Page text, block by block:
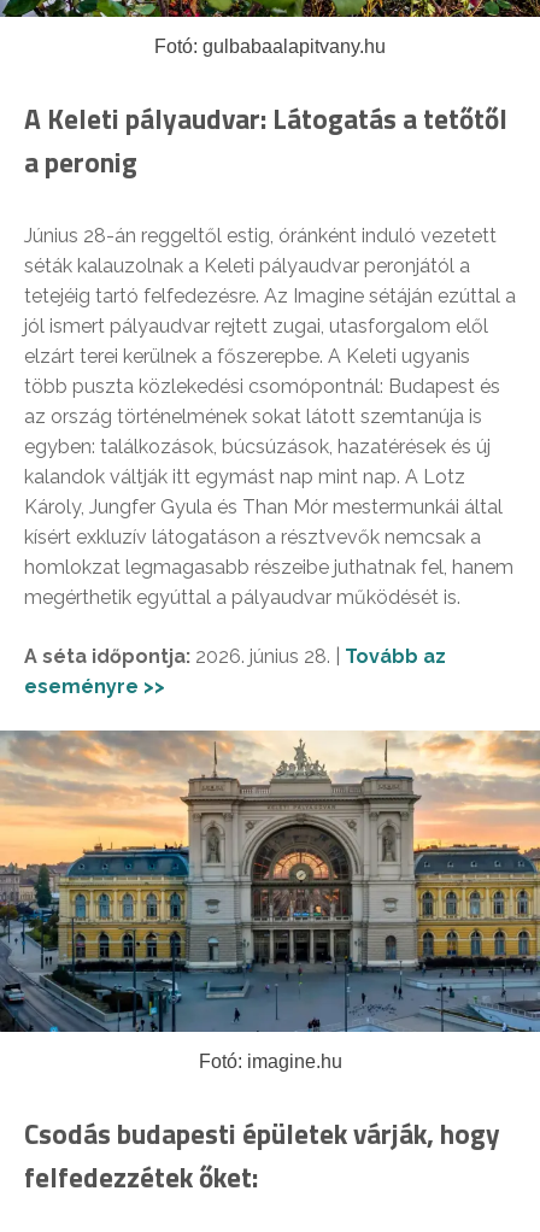
Fotó: gulbabaalapitvany.hu
A Keleti pályaudvar: Látogatás a tetőtől
a peronig
Június 28-án reggeltől estig, óránként induló vezetett
séták kalauzolnak a Keleti pályaudvar peronjától a
tetejéig tartó felfedezésre. Az Imagine sétáján ezúttal a
jól ismert pályaudvar rejtett zugai, utasforgalom elől
elzárt terei kerülnek a főszerepbe. A Keleti ugyanis
több puszta közlekedési csomópontnál: Budapest és
az ország történelmének sokat látott szemtanúja is
egyben: találkozások, búcsúzások, hazatérések és új
kalandok váltják itt egymást nap mint nap. A Lotz
Károly, Jungfer Gyula és Than Mór mestermunkái által
kísért exkluzív látogatáson a résztvevők nemcsak a
homlokzat legmagasabb részeibe juthatnak fel, hanem
megérthetik egyúttal a pályaudvar működését is.
A séta időpontja: 2026. június 28. | Tovább az
eseményre >>
Fotó: imagine.hu
Csodás budapesti épületek várják, hogy
felfedezzétek őket: